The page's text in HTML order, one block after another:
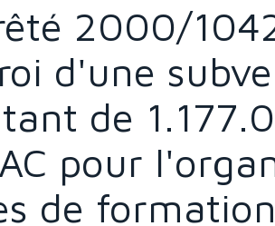
2000/
d'une
de
pour
de